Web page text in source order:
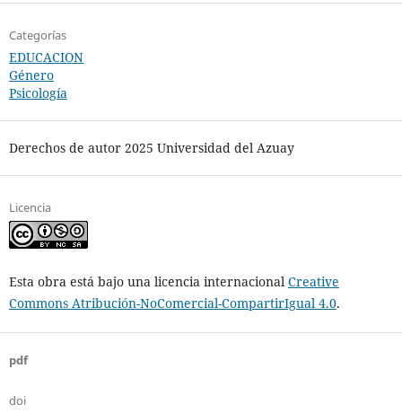
Categorías
EDUCACION
Género
Psicología
Derechos de autor 2025 Universidad del Azuay
Licencia
Esta obra está bajo una licencia internacional Creative
Commons Atribución-NoComercial-CompartirIgual 4.0.
pdf
doi